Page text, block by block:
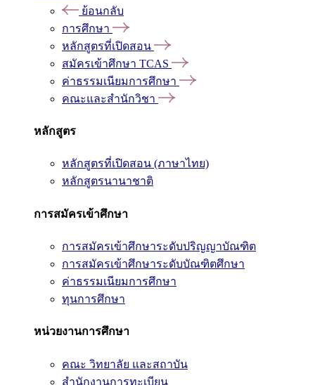
ย้อนกลับ
การศึกษา
หลักสูตรที่เปิดสอน
สมัครเข้าศึกษา TCAS
ค่าธรรมเนียมการศึกษา
คณะและสำนักวิชา
หลักสูตร
หลักสูตรที่เปิดสอน (ภาษาไทย)
หลักสูตรนานาชาติ
การสมัครเข้าศึกษา
การสมัครเข้าศึกษาระดับปริญญาบัณฑิต
การสมัครเข้าศึกษาระดับบัณฑิตศึกษา
ค่าธรรมเนียมการศึกษา
ทุนการศึกษา
หน่วยงานการศึกษา
คณะ วิทยาลัย และสถาบัน
สำนักงานการทะเบียน